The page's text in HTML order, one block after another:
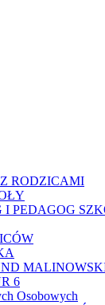
RODZICAMI
I PEDAGOG
6
Osobowych